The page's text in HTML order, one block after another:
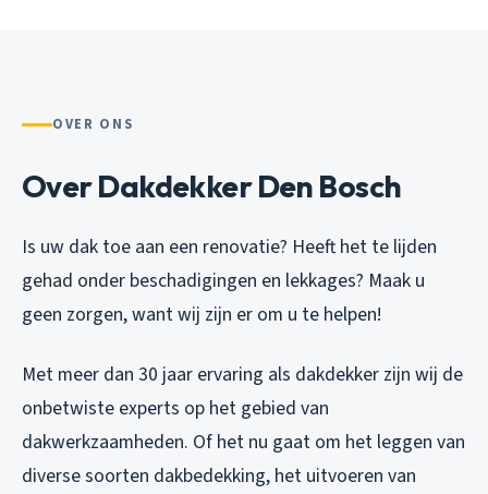
OVER ONS
Over Dakdekker Den Bosch
Is uw dak toe aan een renovatie? Heeft het te lijden
gehad onder beschadigingen en lekkages? Maak u
geen zorgen, want wij zijn er om u te helpen!
Met meer dan 30 jaar ervaring als dakdekker zijn wij de
onbetwiste experts op het gebied van
dakwerkzaamheden. Of het nu gaat om het leggen van
diverse soorten dakbedekking, het uitvoeren van